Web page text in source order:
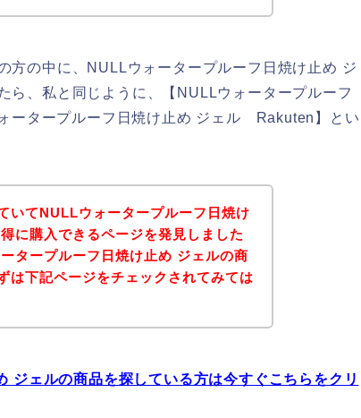
方の中に、NULLウォータープルーフ日焼け止め ジ
ら、私と同じように、【NULLウォータープルーフ
ータープルーフ日焼け止め ジェル Rakuten】とい
いてNULLウォータープルーフ日焼け
に購入できるページを発見しました
タープルーフ日焼け止め ジェルの商
は下記ページをチェックされてみては
ジェルの商品を探している方は今すぐこちらをクリ